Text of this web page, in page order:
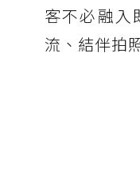
客不必融入
流、結伴拍